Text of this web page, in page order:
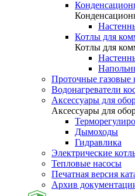
Котлы для
Котлы для
Проточные газовые
Водонагреватели
Аксессуары для
Аксессуары для
Дымоходы
Гидравлика
Электрические
Тепловые насосы
Печатная версия
Архив